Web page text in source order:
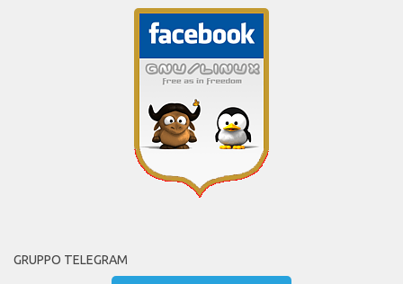
GRUPPO TELEGRAM